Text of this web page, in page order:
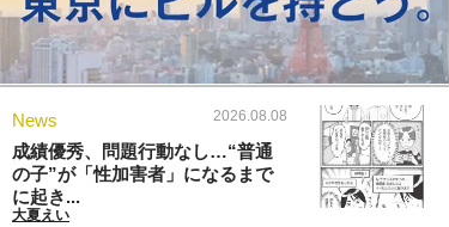
News 2026.08.08
成績優秀、問題行動なし…“普通
の子”が「性加害者」になるまで
に起き...
大夏えい